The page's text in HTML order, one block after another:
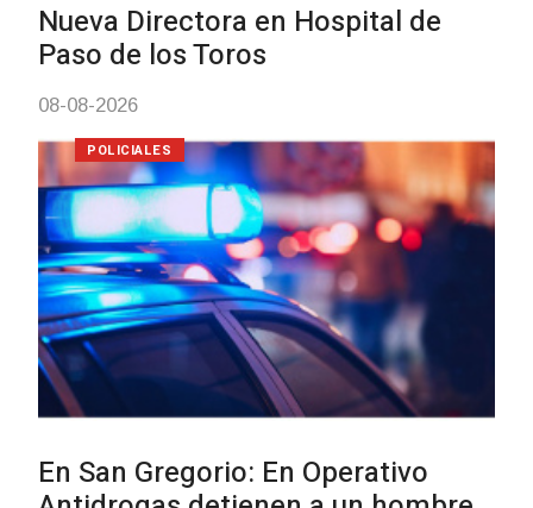
Investigación de policías de
Tacuarembó permitió recuperar
Brasil una camioneta hurtada en
Villa Ansina
04-08-2026
NOTICIAS